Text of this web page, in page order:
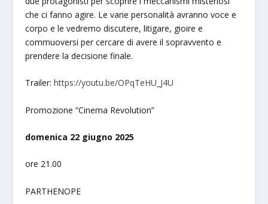
che ci fanno agire. Le varie personalità avranno voce e
corpo e le vedremo discutere, litigare, gioire e
commuoversi per cercare di avere il sopravvento e
prendere la decisione finale.
Trailer:https://youtu.be/OPqTeHU_J4U
Promozione “Cinema Revolution”
domenica 22 giugno 2025
ore 21.00
PARTHENOPE